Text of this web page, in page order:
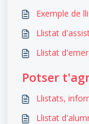
Exemple de
Llistat
Llistat
Potser
Llistats,
Llistat